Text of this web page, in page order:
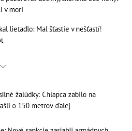
v mori
lietadlo: Mal šťastie v nešťastí!
žalúdky: Chlapca zabilo na
o 150 metrov ďalej